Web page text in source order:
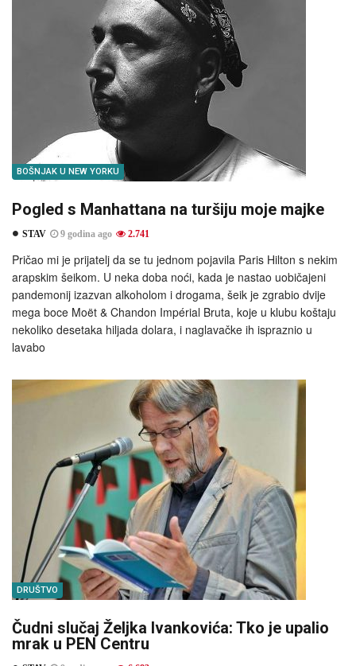
BOŠNJAK U NEW YORKU
Pogled s Manhattana na turšiju moje majke
STAV 9 godina ago 2.741
Pričao mi je prijatelj da se tu jednom pojavila Paris Hilton s nekim
arapskim šeikom. U neka doba noći, kada je nastao uobičajeni
pandemonij izazvan alkoholom i drogama, šeik je zgrabio dvije
mega boce Moët & Chandon Impérial Bruta, koje u klubu koštaju
nekoliko desetaka hiljada dolara, i naglavačke ih ispraznio u
lavabo
DRUŠTVO
Čudni slučaj Željka Ivankovića: Tko je upalio
mrak u PEN Centru